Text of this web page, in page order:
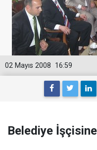
16:59
02 Mayıs 2008
Belediye